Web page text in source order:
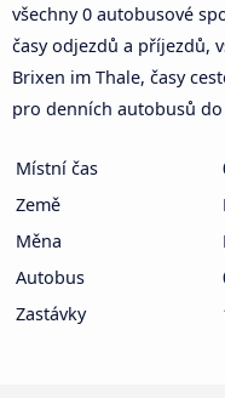
všechny 0 autobusové
časy odjezdů a příjezdů,
Brixen im Thale, časy
pro denních autobusů
Místní čas
Země
Měna
Autobus
Zastávky